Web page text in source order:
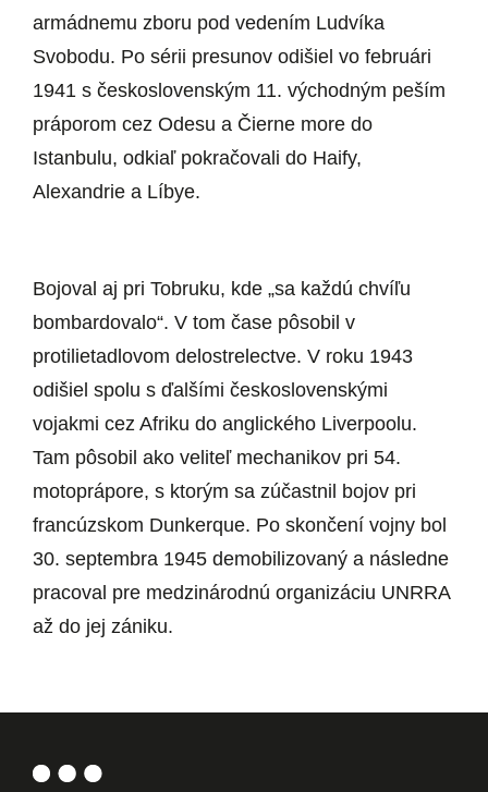
armádnemu zboru pod vedením Ludvíka
Svobodu. Po sérii presunov odišiel vo februári
1941 s československým 11. východným peším
práporom cez Odesu a Čierne more do
Istanbulu, odkiaľ pokračovali do Haify,
Alexandrie a Líbye.
Bojoval aj pri Tobruku, kde „sa každú chvíľu
bombardovalo“. V tom čase pôsobil v
protilietadlovom delostrelectve. V roku 1943
odišiel spolu s ďalšími československými
vojakmi cez Afriku do anglického Liverpoolu.
Tam pôsobil ako veliteľ mechanikov pri 54.
motoprápore, s ktorým sa zúčastnil bojov pri
francúzskom Dunkerque. Po skončení vojny bol
30. septembra 1945 demobilizovaný a následne
pracoval pre medzinárodnú organizáciu UNRRA
až do jej zániku.